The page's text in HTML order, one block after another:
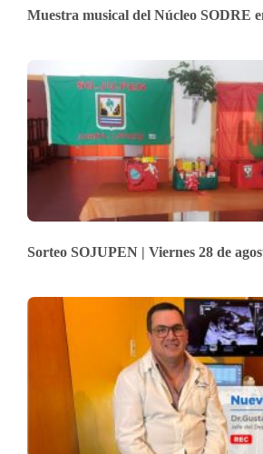
Muestra musical del Núcleo SODRE
Sorteo SOJUPEN | Viernes 28 de